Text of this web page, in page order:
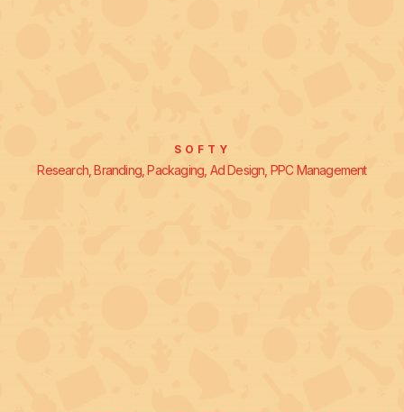
SOFTY
Research, Branding, Packaging, Ad Design, PPC Management